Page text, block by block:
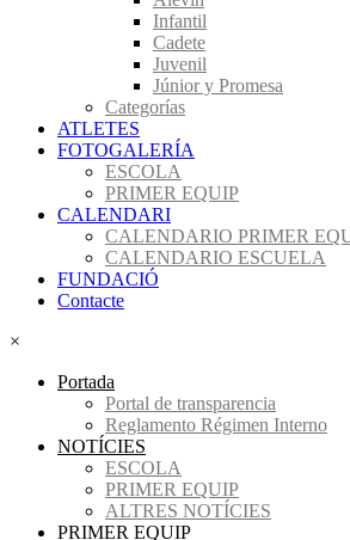
Infantil
Cadete
Juvenil
Júnior y Promesa
Categorías
ATLETES
FOTOGALERÍA
ESCOLA
PRIMER EQUIP
CALENDARI
CALENDARIO PRIMER
CALENDARIO ESCUELA
FUNDACIÓ
Contacte
×
Portada
Portal de transparencia
Reglamento Régimen Interno
NOTÍCIES
ESCOLA
PRIMER EQUIP
ALTRES NOTÍCIES
PRIMER EQUIP